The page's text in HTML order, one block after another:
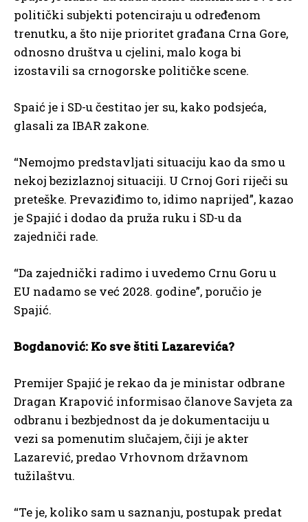
politički subjekti potenciraju u određenom
trenutku, a što nije prioritet građana Crna Gore,
odnosno društva u cjelini, malo koga bi
izostavili sa crnogorske političke scene.
Spaić je i SD-u čestitao jer su, kako podsjeća,
glasali za IBAR zakone.
“Nemojmo predstavljati situaciju kao da smo u
nekoj bezizlaznoj situaciji. U Crnoj Gori riječi su
preteške. Prevaziđimo to, idimo naprijed”, kazao
je Spajić i dodao da pruža ruku i SD-u da
zajedniči rade.
“Da zajednički radimo i uvedemo Crnu Goru u
EU nadamo se već 2028. godine”, poručio je
Spajić.
Bogdanović: Ko sve štiti Lazarevića?
Premijer Spajić je rekao da je ministar odbrane
Dragan Krapović informisao članove Savjeta za
odbranu i bezbjednost da je dokumentaciju u
vezi sa pomenutim slučajem, čiji je akter
Lazarević, predao Vrhovnom državnom
tužilaštvu.
“Te je, koliko sam u saznanju, postupak predat